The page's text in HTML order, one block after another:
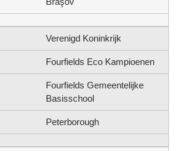
Verenigd Koninkrijk
Fourfields Eco Kampioenen
Fourfields Gemeentelijke
Basisschool
Peterborough